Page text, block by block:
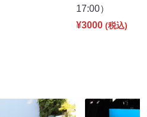
17:00）
¥3000 (税込)